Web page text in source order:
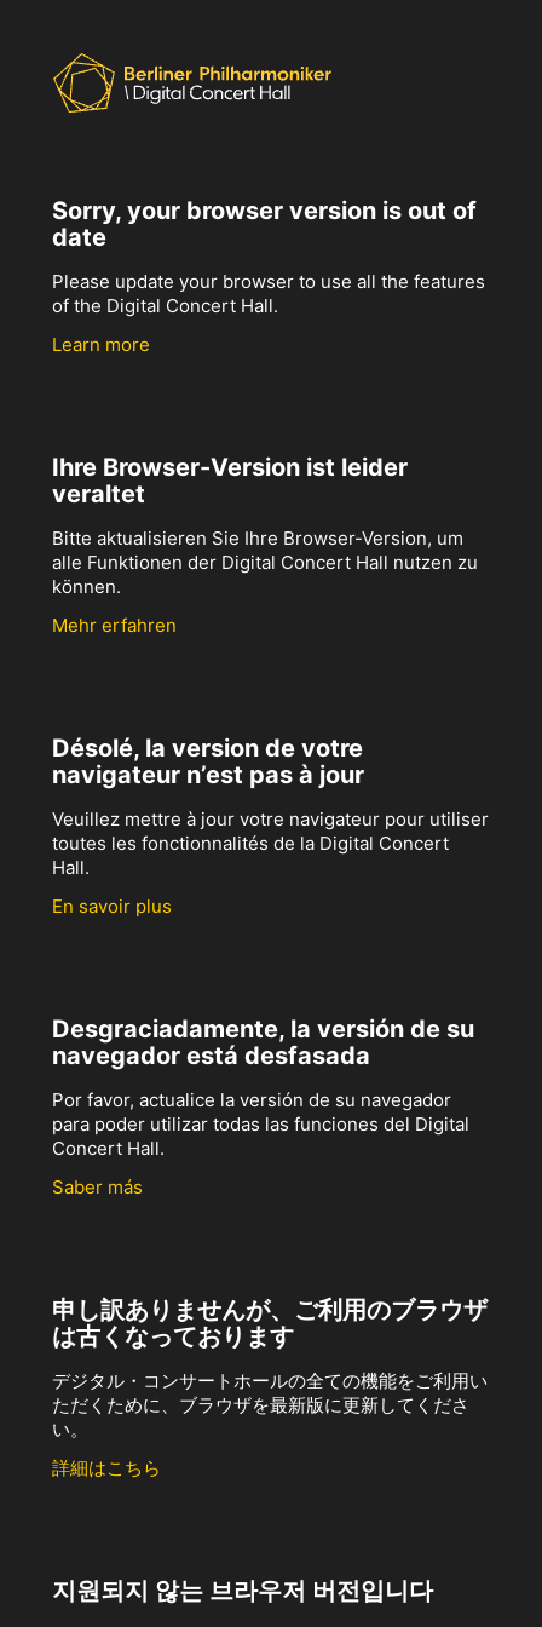
Sorry, your browser version is out of
date
Please update your browser to use all the features
of the Digital Concert Hall.
Learn more
Ihre Browser-Version ist leider
veraltet
Bitte aktualisieren Sie Ihre Browser-Version, um
alle Funktionen der Digital Concert Hall nutzen zu
können.
Mehr erfahren
Désolé, la version de votre
navigateur n’est pas à jour
Veuillez mettre à jour votre navigateur pour utiliser
toutes les fonctionnalités de la Digital Concert
Hall.
En savoir plus
Desgraciadamente, la versión de su
navegador está desfasada
Por favor, actualice la versión de su navegador
para poder utilizar todas las funciones del Digital
Concert Hall.
Saber más
申し訳ありませんが、ご利用のブラウザ
は古くなっております
デジタル・コンサートホールの全ての機能をご利用い
ただくために、ブラウザを最新版に更新してくださ
い。
詳細はこちら
지원되지 않는 브라우저 버전입니다